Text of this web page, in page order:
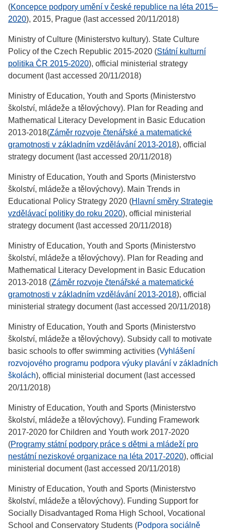
(Koncepce podpory umění v české republice na léta 2015–
2020), 2015, Prague (last accessed 20/11/2018)
Ministry of Culture (Ministerstvo kultury). State Culture
Policy of the Czech Republic 2015-2020 (Státní kulturní
politika ČR 2015-2020), official ministerial strategy
document (last accessed 20/11/2018)
Ministry of Education, Youth and Sports (Ministerstvo
školství, mládeže a tělovýchovy). Plan for Reading and
Mathematical Literacy Development in Basic Education
2013-2018(Záměr rozvoje čtenářské a matematické
gramotnosti v základním vzdělávání 2013-2018), official
strategy document (last accessed 20/11/2018)
Ministry of Education, Youth and Sports (Ministerstvo
školství, mládeže a tělovýchovy). Main Trends in
Educational Policy Strategy 2020 (Hlavní směry Strategie
vzdělávací politiky do roku 2020), official ministerial
strategy document (last accessed 20/11/2018)
Ministry of Education, Youth and Sports (Ministerstvo
školství, mládeže a tělovýchovy). Plan for Reading and
Mathematical Literacy Development in Basic Education
2013-2018 (Záměr rozvoje čtenářské a matematické
gramotnosti v základním vzdělávání 2013-2018), official
ministerial strategy document (last accessed 20/11/2018)
Ministry of Education, Youth and Sports (Ministerstvo
školství, mládeže a tělovýchovy). Subsidy call to motivate
basic schools to offer swimming activities (Vyhlášení
rozvojového programu podpora výuky plavání v základních
školách), official ministerial document (last accessed
20/11/2018)
Ministry of Education, Youth and Sports (Ministerstvo
školství, mládeže a tělovýchovy). Funding Framework
2017-2020 for Children and Youth work 2017-2020
(Programy státní podpory práce s dětmi a mládeží pro
nestátní neziskové organizace na léta 2017-2020), official
ministerial document (last accessed 20/11/2018)
Ministry of Education, Youth and Sports (Ministerstvo
školství, mládeže a tělovýchovy). Funding Support for
Socially Disadvantaged Roma High School, Vocational
School and Conservatory Students (Podpora sociálně